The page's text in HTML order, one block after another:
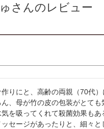
さんのレビュー
りにと、高齢の両親（70代
、母が竹の皮の包装がとて
を吸ってくれて殺菌効果も
セージがあったりと、細々